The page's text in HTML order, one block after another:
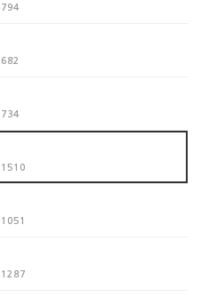
794
682
734
1510
1051
1287